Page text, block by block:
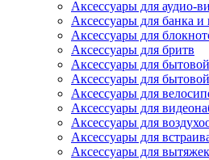
Аксессуары для аудио-
Аксессуары для банка и
Аксессуары для
Аксессуары для бритв
Аксессуары для
Аксессуары для
Аксессуары для
Аксессуары для
Аксессуары для
Аксессуары для
Аксессуары для вытяжек